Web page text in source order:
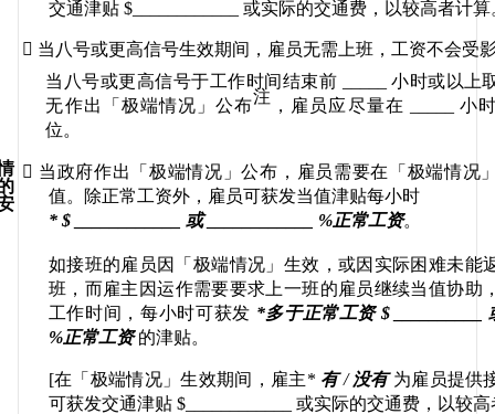
交通津贴 $____________ 或实际的交通费，以较高者计算
 当八号或更高信号生效期间，雇员无需上班，工资不会受
当八号或更高信号于工作时间结束前 _____ 小时或以上
无作出「极端情况」公布注 ，雇员应尽量在
小
位。
 当政府作出「极端情况」公布，雇员需要在「极端情况
值。除正常工资外，雇员可获发当值津贴每小时
* $ ____________ 或 ____________ %正常工资。
如接班的雇员因「极端情况」生效 ，或因 实际困难未能
班，而雇主因运作需要要求上一班的雇员继续当值协助
工作时间，每小时可获发 *多于正常工资 $ __________
%正常工资 的津贴。
[在 「极端情况」生效期间 ，雇主* 有 / 没有 为雇员提供
可获发交通津贴 $____________ 或实际的交通费，以较高